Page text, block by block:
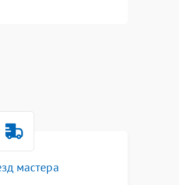
мастера